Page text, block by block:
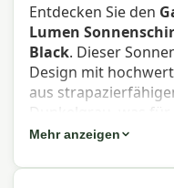
Entdecken Sie den
Lumen
Black. Dieser
Design mit
aus
Dunkelgrau, was für
elegante
Mehr anzeigen